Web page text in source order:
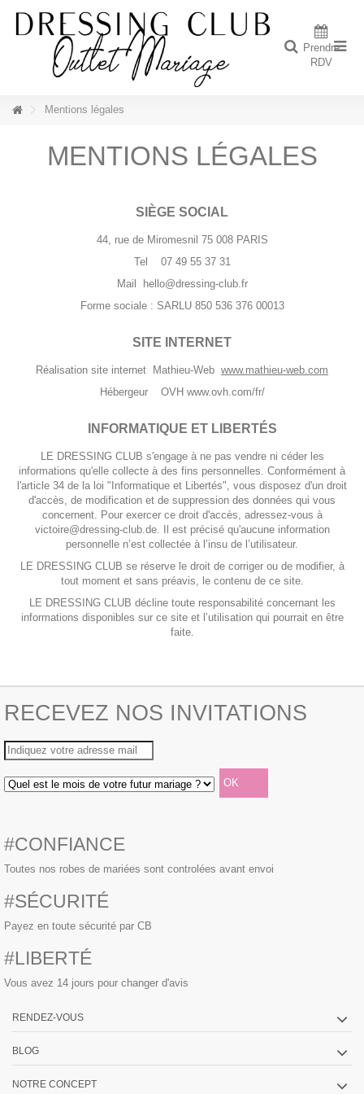
Prendre
RDV
Mentions légales
MENTIONS LÉGALES
SIÈGE SOCIAL
44, rue de Miromesnil 75 008 PARIS
Tel 07 49 55 37 31
Mail hello@dressing-club.fr
Forme sociale : SARLU 850 536 376 00013
SITE INTERNET
Réalisation site internet Mathieu-Web www.mathieu-web.com
Hébergeur OVH www.ovh.com/fr/
INFORMATIQUE ET LIBERTÉS
LE DRESSING CLUB s'engage à ne pas vendre ni céder les
informations qu'elle collecte à des fins personnelles. Conformément à
l'article 34 de la loi "Informatique et Libertés", vous disposez d'un droit
d'accès, de modification et de suppression des données qui vous
concernent. Pour exercer ce droit d'accès, adressez-vous à
victoire@dressing-club.de. Il est précisé qu'aucune information
personnelle n’est collectée à l’insu de l’utilisateur.
LE DRESSING CLUB se réserve le droit de corriger ou de modifier, à
tout moment et sans préavis, le contenu de ce site.
LE DRESSING CLUB décline toute responsabilité concernant les
informations disponibles sur ce site et l’utilisation qui pourrait en être
faite.
RECEVEZ NOS INVITATIONS
#CONFIANCE
Toutes nos robes de mariées sont controlées avant envoi
#SÉCURITÉ
Payez en toute sécurité par CB
#LIBERTÉ
Vous avez 14 jours pour changer d'avis
RENDEZ-VOUS
BLOG
NOTRE CONCEPT